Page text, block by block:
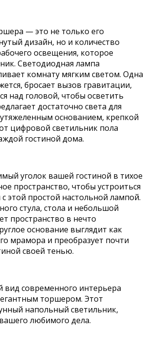
— это не только его
дизайн, но и количество
освещения, которое
Светодиодная лампа
комнату мягким светом. Одна
бросает вызов гравитации,
над головой, чтобы осветить
достаточно света для
основанием, крепкой
цифровой светильник пола
гостиной дома.
уголок вашей гостиной в тихое
пространство, чтобы устроиться
этой простой настольной лампой.
стула, стола и небольшой
пространство в нечто
основание выглядит как
мрамора и преобразует почти
своей тенью.
современного интерьера
торшером. Этот
напольный светильник,
любимого дела.